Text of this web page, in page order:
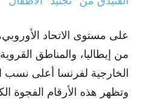
على مستوى الاتحاد
من إيطاليا، والمناطق
الخارجية لفرنسا أعلى نسب
وتظهر هذه الأرقام الفجوة